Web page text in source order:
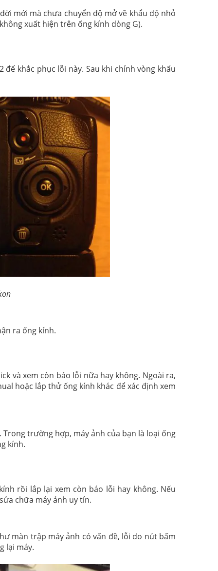
mới mà chưa chuyển độ mở về khẩu độ nhỏ
xuất hiện trên ống kính dòng G).
khắc phục lỗi này. Sau khi chỉnh vòng khẩu
ra ống kính.
và xem còn báo lỗi nữa hay không. Ngoài ra,
hoặc lắp thử ống kính khác để xác định xem
trường hợp, máy ảnh của bạn là loại ống
kính.
rồi lắp lại xem còn báo lỗi hay không. Nếu
chữa máy ảnh uy tín.
màn trập máy ảnh có vấn đề, lỗi do nút bấm
lại máy.